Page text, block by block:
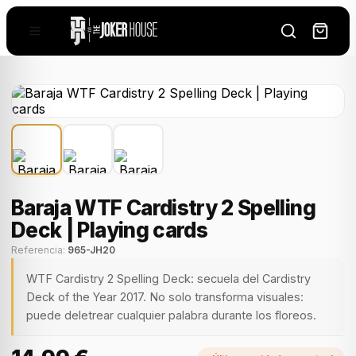
Baraja WTF Cardistry 2 Spelling
Deck | Playing cards
Referencia: 965-JH20
WTF Cardistry 2 Spelling Deck: secuela del Cardistry
Deck of the Year 2017. No solo transforma visuales:
puede deletrear cualquier palabra durante los floreos.